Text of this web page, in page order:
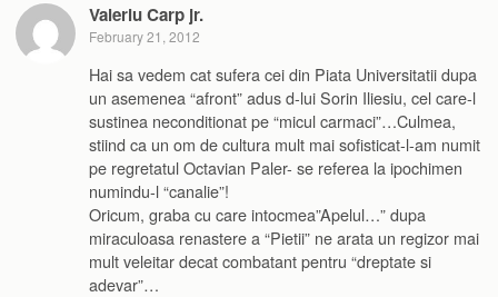
Valeriu Carp jr.
February 21, 2012
Hai sa vedem cat sufera cei din Piata Universitatii dupa
un asemenea “afront” adus d-lui Sorin Iliesiu, cel care-l
sustinea neconditionat pe “micul carmaci”…Culmea,
stiind ca un om de cultura mult mai sofisticat-l-am numit
pe regretatul Octavian Paler- se referea la ipochimen
numindu-l “canalie”!
Oricum, graba cu care intocmea”Apelul…” dupa
miraculoasa renastere a “Pietii” ne arata un regizor mai
mult veleitar decat combatant pentru “dreptate si
adevar”…